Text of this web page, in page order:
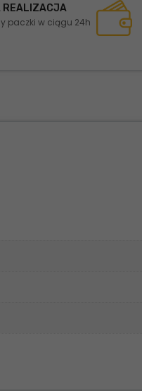
REALIZACJA
paczki w ciągu 24h